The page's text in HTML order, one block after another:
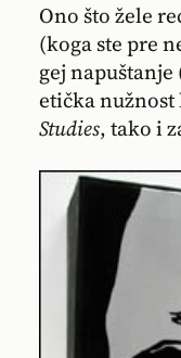
Ono što žele
(koga ste pre
gej
etička nužnost
Studies, tako i